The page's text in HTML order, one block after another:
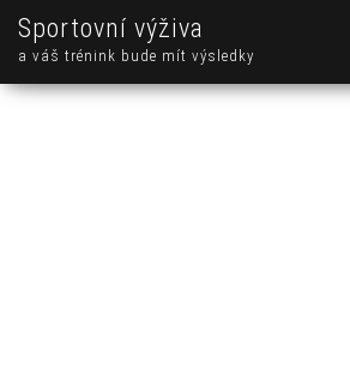
Sportovní výživa
a váš trénink bude mít výsledky